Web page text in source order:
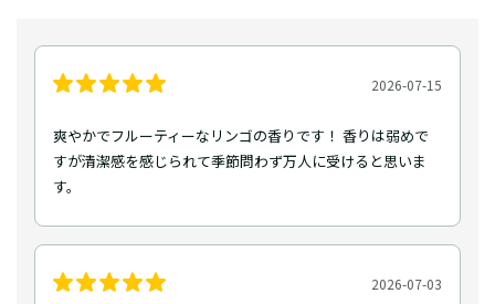
2026-07-15
爽やかでフルーティーなリンゴの香りです！ 香りは弱めで
すが清潔感を感じられて季節問わず万人に受けると思いま
す。
2026-07-03